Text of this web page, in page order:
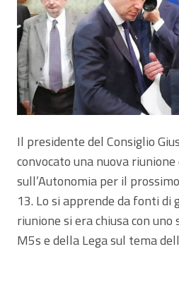
Il presidente del Consiglio
convocato una nuova
sull’Autonomia per il
13. Lo si apprende da fonti di
riunione si era chiusa con
M5s e della Lega sul tema